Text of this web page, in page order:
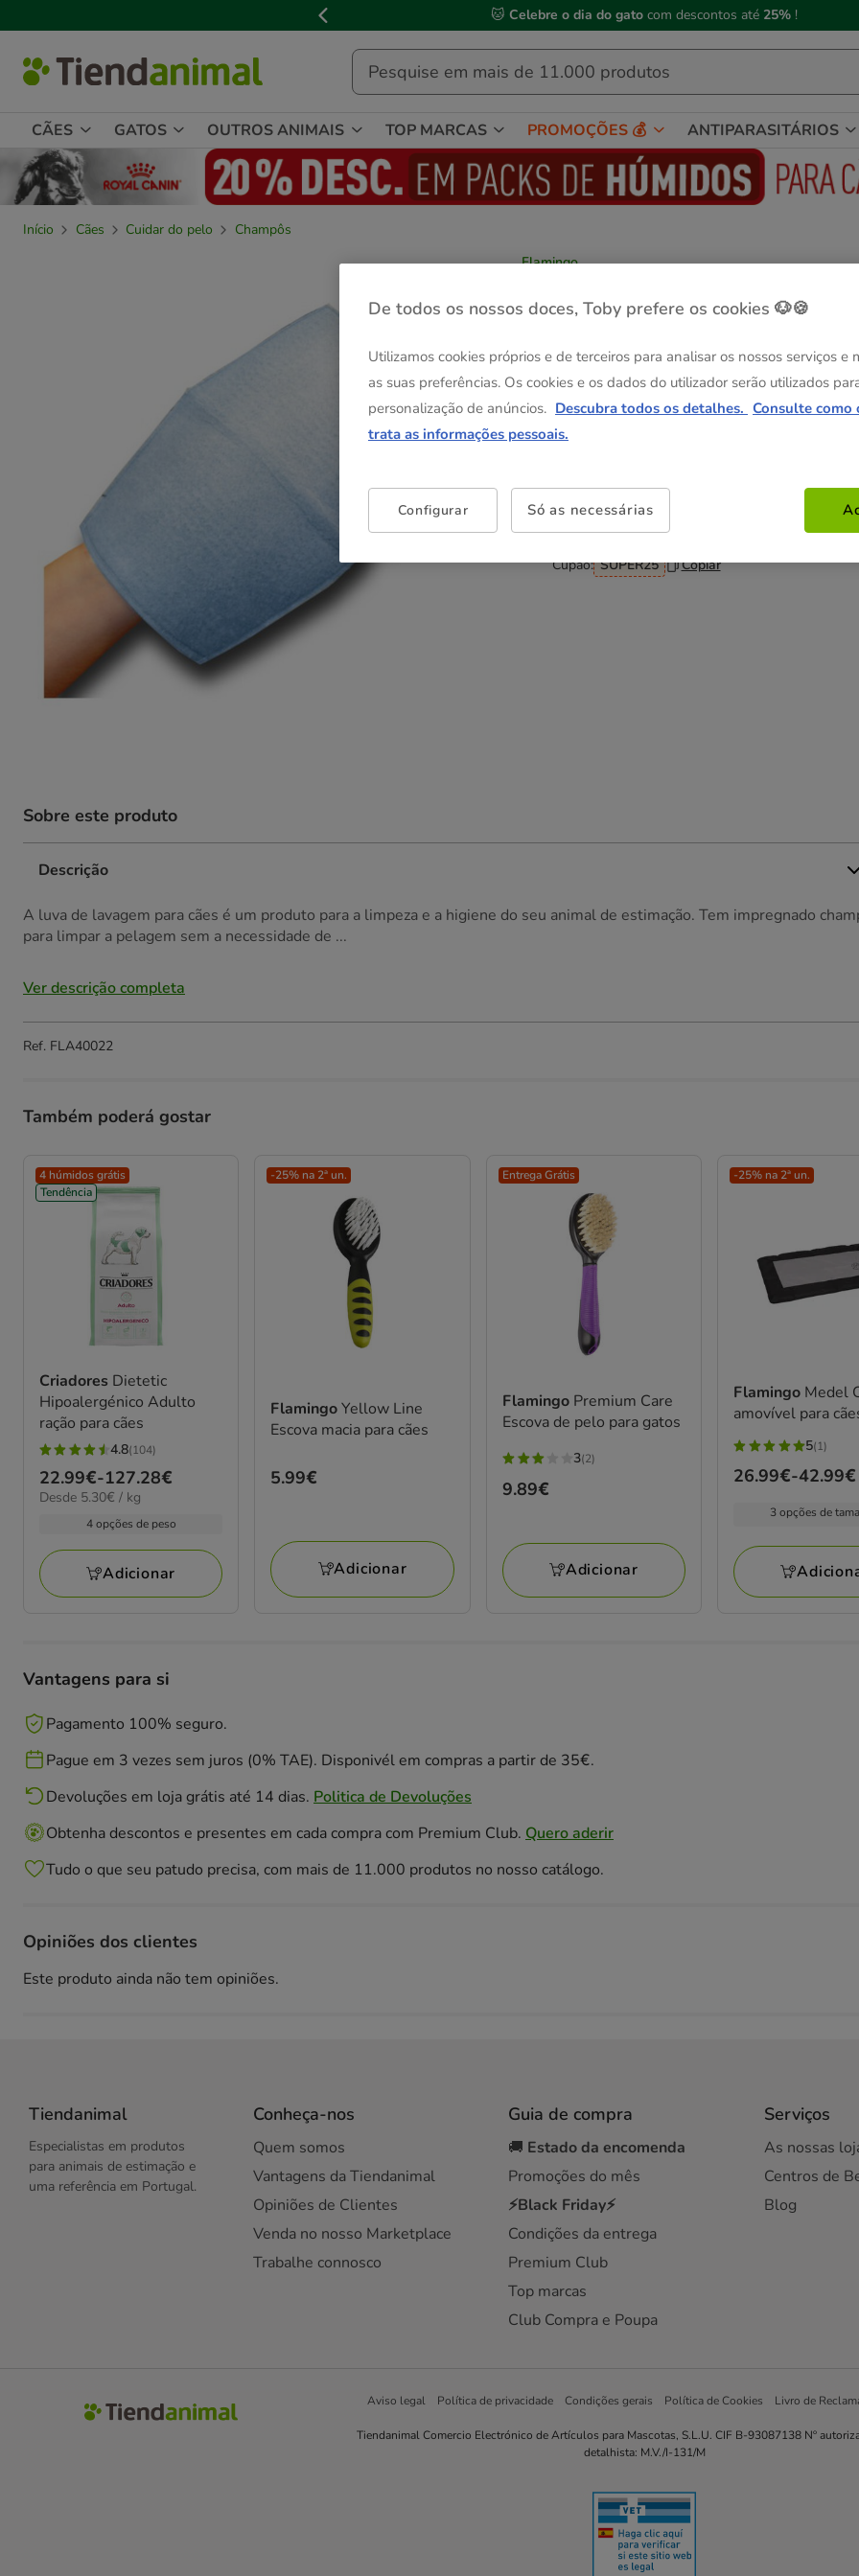
de
mensagem,
🐱 Celebre o dia do gato com descontos até 25% !
CÃES GATOS OUTROS ANIMAIS TOP MARCAS PROMOÇÕES 💰 ANTIPARASITÁRIOS
Início Cães Cuidar do pelo
Champôs
Flamingo
Ver descrição
L
-25% na 2ª un.
3.49€
S
2.49€
-25% na 2ª un Com cupão numa seleção de
Cupão: SUPER25 Copiar
Sobre este produto
Descrição
A luva de lavagem para cães é um produto para a limpeza e a higiene do seu animal de estimação. Tem impregnado
para limpar a pelagem sem a necessidade de ...
Ver descrição completa
Ref. FLA40022
Também poderá gostar
4 húmidos grátis
Tendência
Criadores Dietetic
Hipoalergénico Adulto
ração para cães
4.8
estrelas
com
avaliações
4.8(104)
Preço
de
22.99€
127.28€
22.99€-127.28€
5.30€
Desde 5.30€ / kg
4 opções de peso
Adicionar
-25% na 2ª un.
FlamingoYellow Line
Escova macia para cães
Preço
5.99€
Adicionar
Entrega Grátis
Flamingo Premium Care
Escova de pelo para gatos
3
estrelas
avaliações
3(2)
Preço
9.89€
Adicionar
-25% na 2ª un.
Flamingo Medel
amovível para
5
estrelas
avaliações
5(1)
Preço
26.99€
42.99€
26.99€-42.99€
3 opções de
Vantagens para si
Pagamento 100% seguro.
Pague em 3 vezes sem juros (0% TAE). Disponivél em compras a partir de 35€.
Devoluções em loja grátis até 14 dias. Politica de Devoluções
Obtenha descontos e presentes em cada compra com Premium Club. Quero aderir
Tudo o que seu patudo precisa, com mais de 11.000 produtos no nosso catálogo.
Opiniões dos clientes
Este produto ainda não tem opiniões.
Tiendanimal
Especialistas em produtos
para animais de estimação e
uma referência em Portugal.
Conheça-nos
Quem somos
Vantagens da Tiendanimal
Opiniões de Clientes
Venda no nosso Marketplace
Trabalhe connosco
Guia de compra
🚚 Estado da encomenda
Promoções do mês
⚡Black Friday⚡
Condições da entrega
Premium Club
Top marcas
Club Compra e Poupa
Serviços
As nossas
Centros de
Blog
Aviso legal Política de privacidade Condições gerais Política de Cookies Livro de
Tiendanimal Comercio Electrónico de Artículos para Mascotas, S.L.U. CIF B-93087138 Nº
detalhista: M.V./I-131/M
De todos os nossos doces, Toby prefere os cookies 🐶🍪
Utilizamos cookies próprios e de terceiros para analisar os nossos serviços e
as suas preferências. Os cookies e os dados do utilizador serão utilizados
personalização de anúncios. Descubra todos os detalhes. Consulte como
trata as informações pessoais.
Configurar Só as necessárias